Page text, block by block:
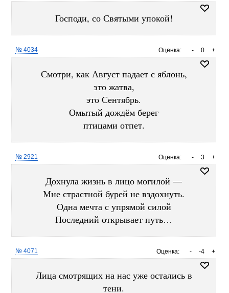
Господи, со Святыми упокой!
Оценка: +
0
-
№ 4034
Смотри, как Август падает с яблонь,
это жатва,
это Сентябрь.
Омытый дождём берег
птицами отпет.
Оценка: +
3
-
№ 2921
Дохнула жизнь в лицо могилой —
Мне страстной бурей не вздохнуть.
Одна мечта с упрямой силой
Последний открывает путь…
Оценка: +
-4
-
№ 4071
Лица смотрящих на нас уже остались в
тени.